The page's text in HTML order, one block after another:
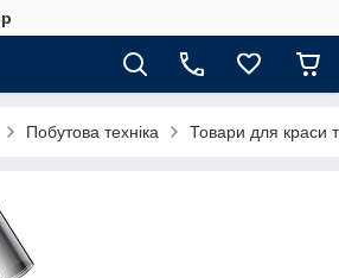
Побутова техніка Товари для краси